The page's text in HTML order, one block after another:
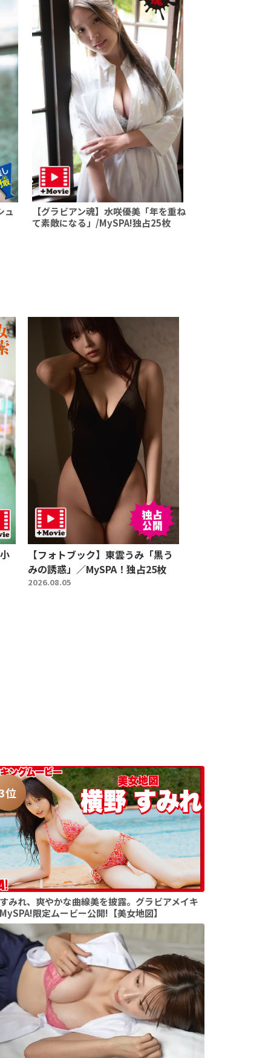
ュ
【グラビアン魂】水咲優美「年を重ね
て素敵になる」/MySPA!独占25枚
【フォトブック】東雲うみ「黒う
みの誘惑」／MySPA！独占25枚
2026.08.05
位
みれ、爽やかな曲線美を披露。グラビアメイキ
限定ムービー公開!【美女地図】